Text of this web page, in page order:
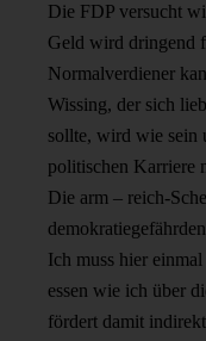
Die FDP versucht
Geld wird dringend
Normalverdiener
Wissing, der sich
sollte, wird wie sein
politischen Karriere
Die arm – reich-
Ich muss hier
essen wie ich über
fördert damit